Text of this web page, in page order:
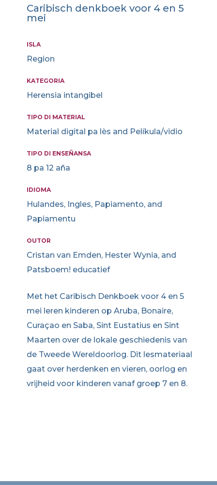
Caribisch denkboek voor 4 en 5
mei
ISLA
Region
KATEGORIA
Herensia intangibel
TIPO DI MATERIAL
Material digital pa lès and Pelíkula/vidio
TIPO DI ENSEÑANSA
8 pa 12 aña
IDIOMA
Hulandes, Ingles, Papiamento, and
Papiamentu
OUTOR
Cristan van Emden, Hester Wynia, and
Patsboem! educatief
Met het Caribisch Denkboek voor 4 en 5
mei leren kinderen op Aruba, Bonaire,
Curaçao en Saba, Sint Eustatius en Sint
Maarten over de lokale geschiedenis van
de Tweede Wereldoorlog. Dit lesmateriaal
gaat over herdenken en vieren, oorlog en
vrijheid voor kinderen vanaf groep 7 en 8.